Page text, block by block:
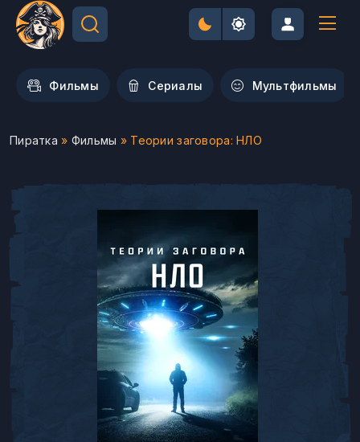
Фильмы Сериалы Мультфильмы
Пиратка » Фильмы » Теории заговора: НЛО